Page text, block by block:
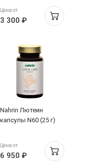
Цена от
3 300 ₽
Nahrin Лютеин
капсулы N60 (25 г)
Цена от
6 950 ₽